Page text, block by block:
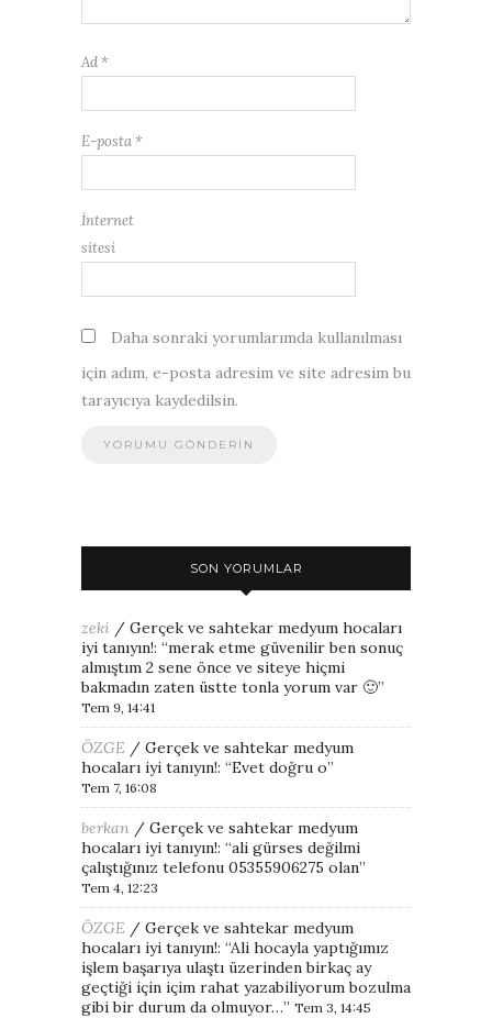
Ad *
E-posta *
İnternet
sitesi
Daha sonraki yorumlarımda kullanılması
için adım, e-posta adresim ve site adresim bu
tarayıcıya kaydedilsin.
SON YORUMLAR
zeki / Gerçek ve sahtekar medyum hocaları
iyi tanıyın!: “merak etme güvenilir ben sonuç
almıştım 2 sene önce ve siteye hiçmi
bakmadın zaten üstte tonla yorum var 🙂”
Tem 9, 14:41
ÖZGE / Gerçek ve sahtekar medyum
hocaları iyi tanıyın!: “Evet doğru o”
Tem 7, 16:08
berkan / Gerçek ve sahtekar medyum
hocaları iyi tanıyın!: “ali gürses değilmi
çalıştığınız telefonu 05355906275 olan”
Tem 4, 12:23
ÖZGE / Gerçek ve sahtekar medyum
hocaları iyi tanıyın!: “Ali hocayla yaptığımız
işlem başarıya ulaştı üzerinden birkaç ay
geçtiği için içim rahat yazabiliyorum bozulma
gibi bir durum da olmuyor…” Tem 3, 14:45